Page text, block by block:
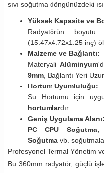
sıvı soğutma döngünüzdeki
Yüksek Kapasite ve
Radyatörün boyutu
(15.47x4.72x1.25 inç)
Malzeme ve Bağlantı:
Materyali Alüminyum
9mm, Bağlantı Yeri
Hortum Uyumluluğu:
Su Hortumu için
hortumlardır.
Geniş Uygulama Alanı:
PC CPU Soğutma,
Soğutma vb.
Profesyonel Termal Yönetim
Bu 360mm radyatör, güçlü